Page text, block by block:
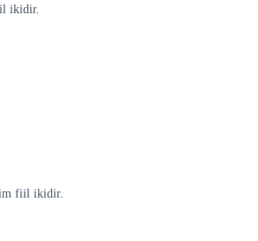
ikidir.
fiil ikidir.